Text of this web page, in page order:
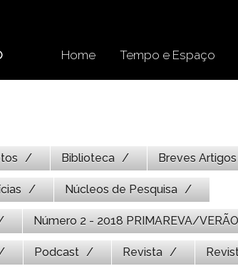
Home Tempo e Espaço
Biblioteca Breves Artigos
Núcleos de Pesquisa
Número 2 - 2018 PRIMAREVA/VERÃO
Podcast Revista